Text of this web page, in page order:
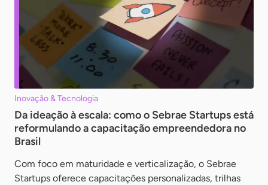
Inovação & Tecnologia
Da ideação à escala: como o Sebrae Startups está
reformulando a capacitação empreendedora no
Brasil
Com foco em maturidade e verticalização, o Sebrae
Startups oferece capacitações personalizadas, trilhas